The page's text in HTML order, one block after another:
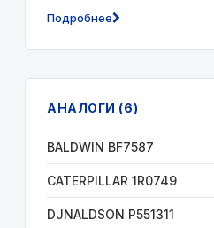
Подробнее
АНАЛОГИ (6)
BALDWIN BF7587
CATERPILLAR 1R0749
DJNALDSON P551311